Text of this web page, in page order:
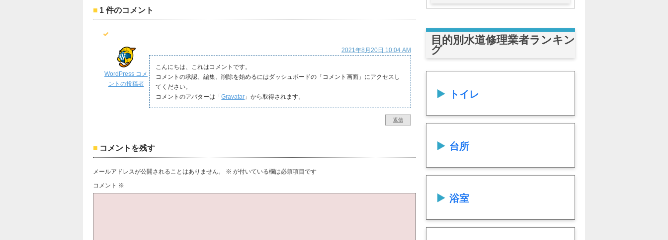
1 件のコメント
WordPress コメ
ントの投稿者
2021年8月20日 10:04 AM
こんにちは、これはコメントです。
コメントの承認、編集、削除を始めるにはダッシュボードの「コメント画面」にアクセスし
てください。
コメントのアバターは「Gravatar 」から取得されます。
返信
コメントを残す
メールアドレスが公開されることはありません。 ※ が付いている欄は必須項目です
コメント ※
目的別水道修理業者ランキン
グ
トイレ
台所
浴室